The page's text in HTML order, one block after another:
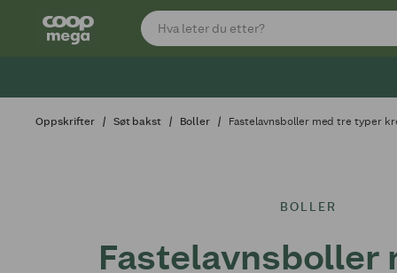
Oppskrifter Søt bakst Boller Fastelavnsboller med tre typer
BOLLER
Fastelavnsboller